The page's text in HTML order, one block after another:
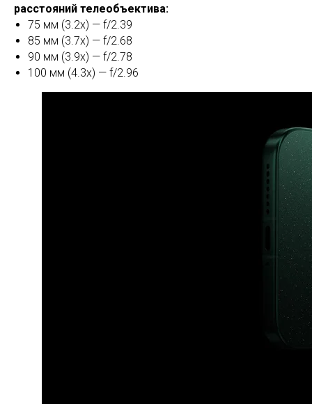
расстояний телеобъектива:
75 мм (3.2x) — f/2.39
85 мм (3.7x) — f/2.68
90 мм (3.9x) — f/2.78
100 мм (4.3x) — f/2.96